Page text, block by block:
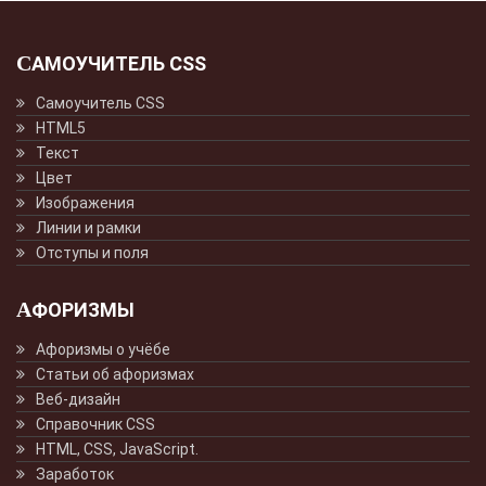
САМОУЧИТЕЛЬ CSS
Самоучитель CSS
HTML5
Текст
Цвет
Изображения
Линии и рамки
Отступы и поля
АФОРИЗМЫ
Афоризмы о учёбе
Статьи об афоризмах
Веб-дизайн
Справочник CSS
HTML, CSS, JavaScript.
Заработок